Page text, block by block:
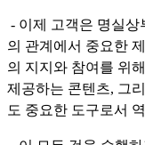
- 이제 고객은 명실
의 관계에서 중요한
의 지지와 참여를 위
제공하는 콘텐츠, 그
도 중요한 도구로서